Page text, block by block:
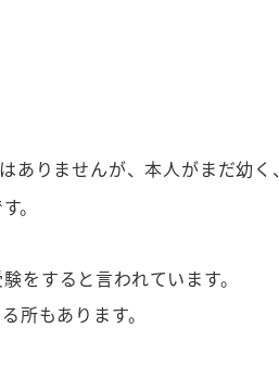
りませんが、本人がまだ幼く、
。
をすると言われています。
所もあります。